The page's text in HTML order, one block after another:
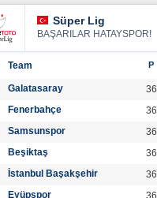
Süper Lig
BAŞARILAR HATAYSPOR!
Team P
Galatasaray 36
Fenerbahçe 36
Samsunspor 36
Beşiktaş 36
İstanbul Başakşehir 36
Eyüpspor 36